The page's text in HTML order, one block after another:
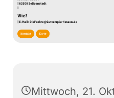
Mittwoch, 21.